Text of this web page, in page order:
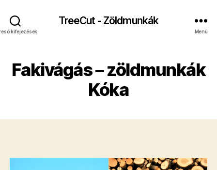
kifejezések
TreeCut - Zöldmunkák
Menü
Fakivágás – zöldmunkák
Kóka